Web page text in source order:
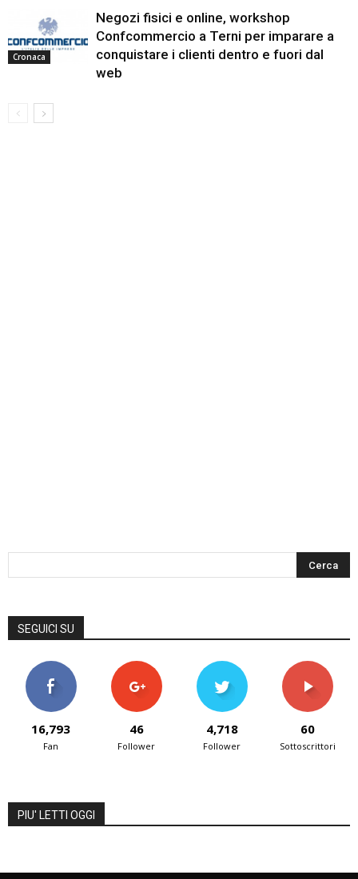
Cronaca
Negozi fisici e online, workshop
Confcommercio a Terni per imparare a
conquistare i clienti dentro e fuori dal
web
SEGUICI SU
16,793
Fan
46
Follower
4,718
Follower
60
Sottoscrittori
PIU' LETTI OGGI